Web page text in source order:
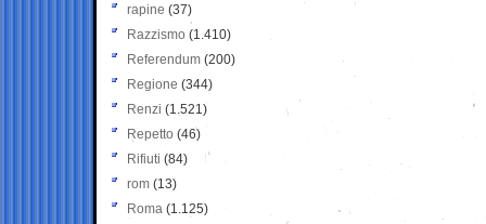
rapine (37)
Razzismo (1.410)
Referendum (200)
Regione (344)
Renzi (1.521)
Repetto (46)
Rifiuti (84)
rom (13)
Roma (1.125)